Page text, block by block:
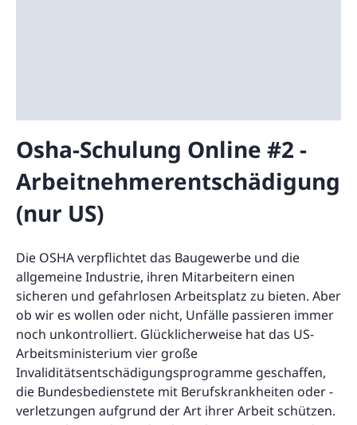
Osha-Schulung Online #2 -
Arbeitnehmerentschädigung
(nur US)
Die OSHA verpflichtet das Baugewerbe und die
allgemeine Industrie, ihren Mitarbeitern einen
sicheren und gefahrlosen Arbeitsplatz zu bieten. Aber
ob wir es wollen oder nicht, Unfälle passieren immer
noch unkontrolliert. Glücklicherweise hat das US-
Arbeitsministerium vier große
Invaliditätsentschädigungsprogramme geschaffen,
die Bundesbedienstete mit Berufskrankheiten oder -
verletzungen aufgrund der Art ihrer Arbeit schützen.